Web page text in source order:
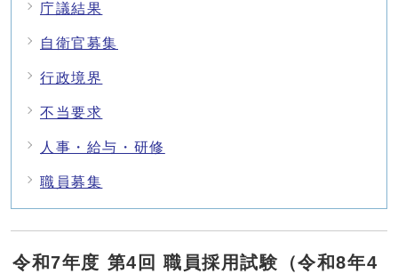
庁議結果
自衛官募集
行政境界
不当要求
人事・給与・研修
職員募集
令和7年度 第4回 職員採用試験（令和8年4